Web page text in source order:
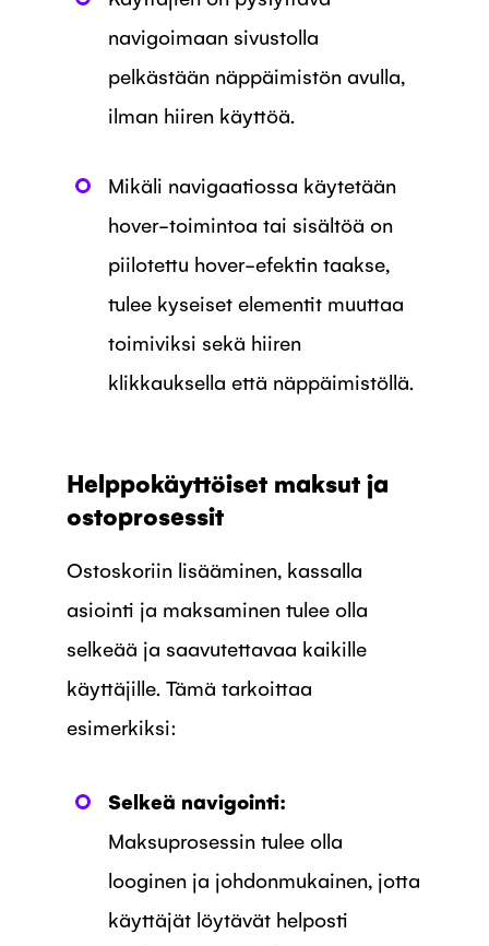
navigoimaan sivustolla
pelkästään näppäimistön avulla,
ilman hiiren käyttöä.
Mikäli navigaatiossa käytetään
hover-toimintoa tai sisältöä on
piilotettu hover-efektin taakse,
tulee kyseiset elementit muuttaa
toimiviksi sekä hiiren
klikkauksella että näppäimistöllä.
Helppokäyttöiset maksut ja
ostoprosessit
Ostoskoriin lisääminen, kassalla
asiointi ja maksaminen tulee olla
selkeää ja saavutettavaa kaikille
käyttäjille. Tämä tarkoittaa
esimerkiksi:
Selkeä navigointi:
Maksuprosessin tulee olla
looginen ja johdonmukainen, jotta
käyttäjät löytävät helposti